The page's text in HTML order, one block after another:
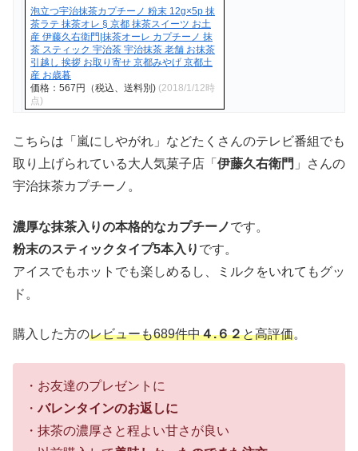
泡立つ宇治抹茶カプチーノ 粉末 12g×5p 抹
茶ラテ 抹茶オレ § 京都 抹茶スイーツ お土
産 伊藤久右衛門|抹茶オーレ カプチーノ 抹
茶 スティック 宇治茶 宇治抹茶 老舗 お抹茶
引越し 挨拶 お取り寄せ 京都みやげ 京都土
産 お歳暮
価格：567円（税込、送料別) (2018/1/12時
点)
こちらは「嵐にしやがれ」などたくさんのテレビ番組でも
取り上げられている大人気菓子店「 伊藤久右衛門 」さんの
宇治抹茶カプチーノ。
濃厚な抹茶入りの本格的なカプチーノです。
粉末のスティックタイプ5本入り です。
アイスでもホットでも楽しめるし、ミルクをいれてもグッ
ド。
購入した方のレビューも689件中４.６２と高評価。
・お友達のプレゼントに
・バレンタインのお返しに
・抹茶の濃厚さと程よい甘さが良い